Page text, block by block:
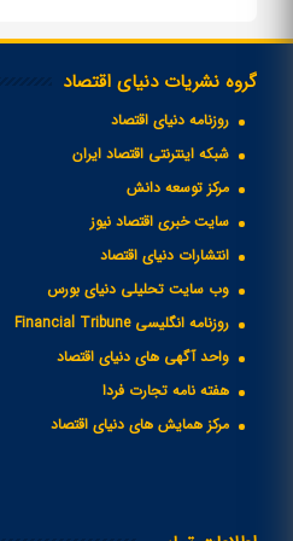
گروه نشریات دنیای اقتصاد
روزنامه دنیای اقتصاد
شبکه اینترنتی اقتصاد ایران
مرکز توسعه دانش
سایت خبری اقتصاد نیوز
انتشارات دنیای اقتصاد
وب سایت تحلیلی دنیای بورس
روزنامه انگلیسی Financial Tribune
واحد آگهی های دنیای اقتصاد
هفته نامه تجارت فردا
مرکز همایش های دنیای اقتصاد